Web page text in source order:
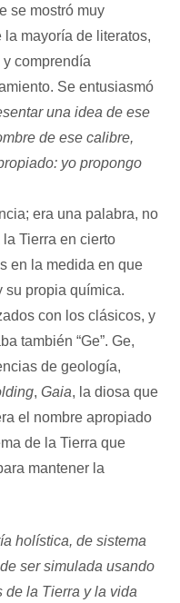
se mostró muy
mayoría de literatos,
comprendía
Se entusiasmó
una idea de ese
de ese calibre,
yo propongo
era una palabra, no
Tierra en cierto
en la medida en que
su propia química.
con los clásicos, y
también “Ge”. Ge,
de geología,
,Gaia, la diosa que
el nombre apropiado
de la Tierra que
mantener la
holística, de sistema
ser simulada usando
de la Tierra y la vida